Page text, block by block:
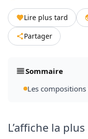
Lire plus tard
Partager
Sommaire
Les
L’affiche la